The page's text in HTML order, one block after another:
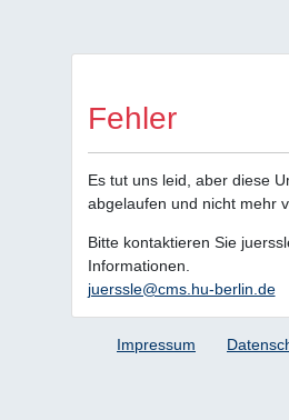
Fehler
Es tut uns leid, aber diese
abgelaufen und nicht mehr
Bitte kontaktieren Sie
Informationen.
juerssle@cms.hu-berlin.de
Impressum